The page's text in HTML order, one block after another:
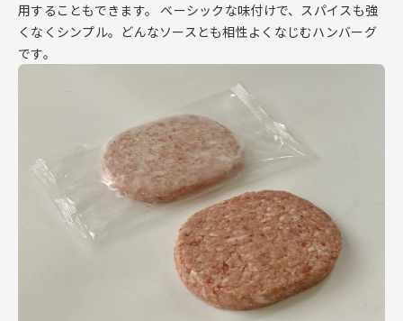
用することもできます。 ベーシックな味付けで、スパイスも強
くなくシンプル。どんなソースとも相性よくなじむハンバーグ
です。